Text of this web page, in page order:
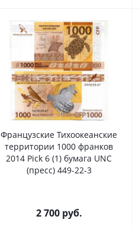
Французские Тихоокеанские
территории 1000 франков
2014 Pick 6 (1) бумага UNC
(пресс) 449-22-3
2 700руб.